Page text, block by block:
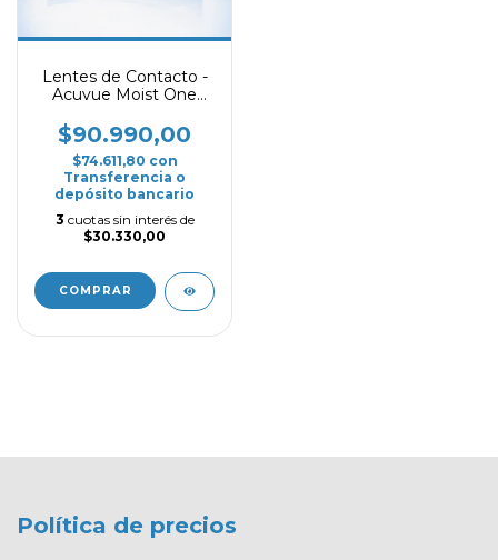
Lentes de Contacto -
Acuvue Moist One
$90.990,00
$74.611,80 con
Transferencia o
depósito bancario
3 cuotas sin interés de
$30.330,00
COMPRAR
Política de precios